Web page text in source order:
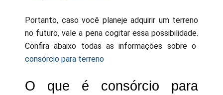
Portanto, caso você planeje adquirir um terreno
no futuro, vale a pena cogitar essa possibilidade.
Confira abaixo todas as informações sobre o
consórcio para terreno
O que é consórcio para